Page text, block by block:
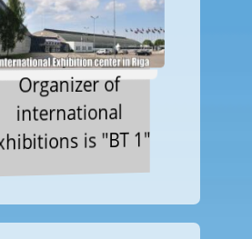
Organizer of
international
is "BT 1"